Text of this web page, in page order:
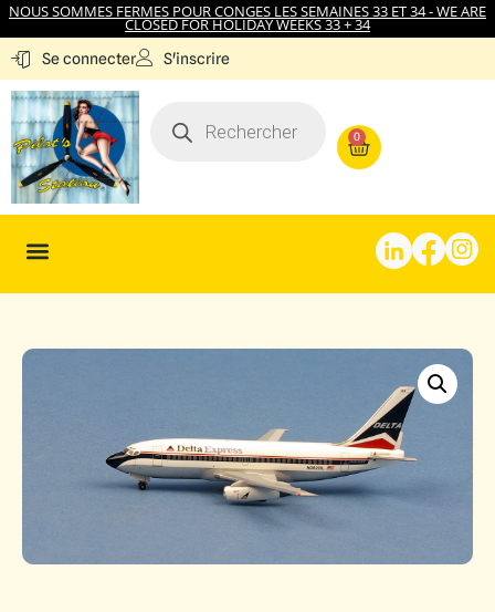
NOUS SOMMES FERMES POUR CONGES LES SEMAINES 33 ET 34 - WE ARE
CLOSED FOR HOLIDAY WEEKS 33 + 34
Se connecter S'inscrire
0